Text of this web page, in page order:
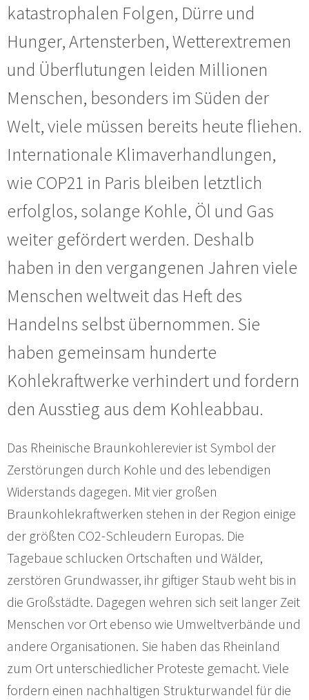
katastrophalen Folgen, Dürre und
Hunger, Artensterben, Wetterextremen
und Überflutungen leiden Millionen
Menschen, besonders im Süden der
Welt, viele müssen bereits heute fliehen.
Internationale Klimaverhandlungen,
wie COP21 in Paris bleiben letztlich
erfolglos, solange Kohle, Öl und Gas
weiter gefördert werden. Deshalb
haben in den vergangenen Jahren viele
Menschen weltweit das Heft des
Handelns selbst übernommen. Sie
haben gemeinsam hunderte
Kohlekraftwerke verhindert und fordern
den Ausstieg aus dem Kohleabbau.
Das Rheinische Braunkohlerevier ist Symbol der
Zerstörungen durch Kohle und des lebendigen
Widerstands dagegen. Mit vier großen
Braunkohlekraftwerken stehen in der Region einige
der größten CO2-Schleudern Europas. Die
Tagebaue schlucken Ortschaften und Wälder,
zerstören Grundwasser, ihr giftiger Staub weht bis in
die Großstädte. Dagegen wehren sich seit langer Zeit
Menschen vor Ort ebenso wie Umweltverbände und
andere Organisationen. Sie haben das Rheinland
zum Ort unterschiedlicher Proteste gemacht. Viele
fordern einen nachhaltigen Strukturwandel für die